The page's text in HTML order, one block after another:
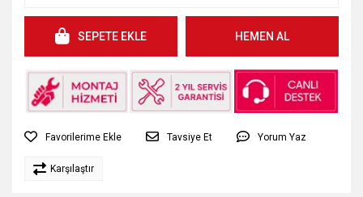
SEPETE EKLE HEMEN AL
Tavsiye Et Yorum Yaz
Karşılaştır